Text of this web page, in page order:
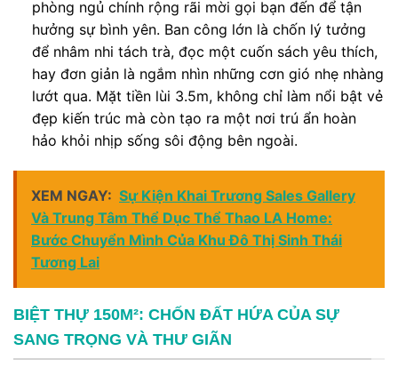
phòng ngủ chính rộng rãi mời gọi bạn đến để tận
hưởng sự bình yên. Ban công lớn là chốn lý tưởng
để nhâm nhi tách trà, đọc một cuốn sách yêu thích,
hay đơn giản là ngắm nhìn những cơn gió nhẹ nhàng
lướt qua. Mặt tiền lùi 3.5m, không chỉ làm nổi bật vẻ
đẹp kiến trúc mà còn tạo ra một nơi trú ẩn hoàn
hảo khỏi nhịp sống sôi động bên ngoài.
XEM NGAY: Sự Kiện Khai Trương Sales Gallery
Và Trung Tâm Thể Dục Thể Thao LA Home:
Bước Chuyển Mình Của Khu Đô Thị Sinh Thái
Tương Lai
BIỆT THỰ 150M²: CHỐN ĐẤT HỨA CỦA SỰ
SANG TRỌNG VÀ THƯ GIÃN